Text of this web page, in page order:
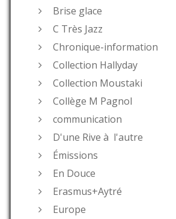
Brise glace
C Très Jazz
Chronique-information
Collection Hallyday
Collection Moustaki
Collège M Pagnol
communication
D'une Rive à l'autre
Émissions
En Douce
Erasmus+Aytré
Europe